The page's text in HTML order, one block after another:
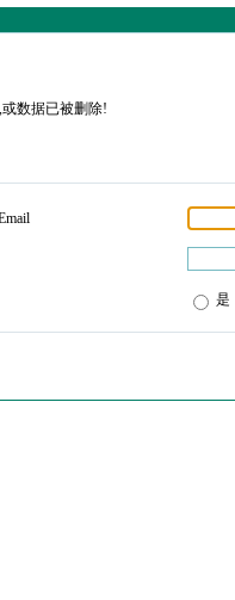
数据已被删除!
是